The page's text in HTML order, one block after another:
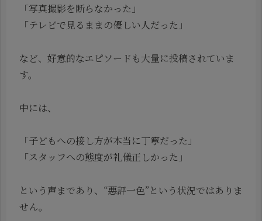
「写真撮影を断らなかった」
「テレビで見るままの優しい人だった」
など、好意的なエピソードも大量に投稿されていま
す。
中には、
「子どもへの接し方が本当に丁寧だった」
「スタッフへの態度が礼儀正しかった」
という声まであり、“悪評一色”という状況ではありま
せん。